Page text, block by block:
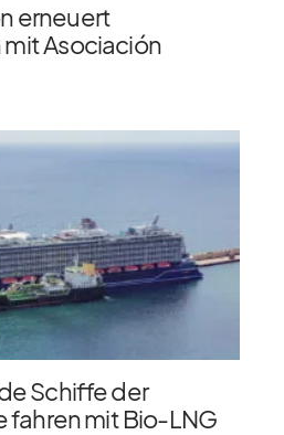
erneuert
Asociación
Schiffe der
fahren mit Bio-LNG